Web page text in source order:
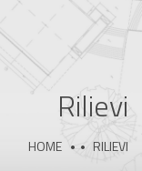
Rilievi
HOME RILIEVI